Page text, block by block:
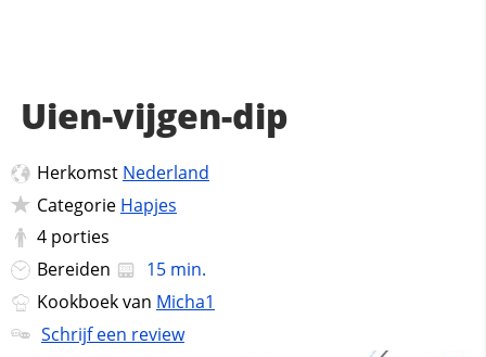
Uien-vijgen-dip
Herkomst Nederland
Categorie Hapjes
4 porties
Bereiden
15 min.
Kookboek van Micha1
Schrijf een review